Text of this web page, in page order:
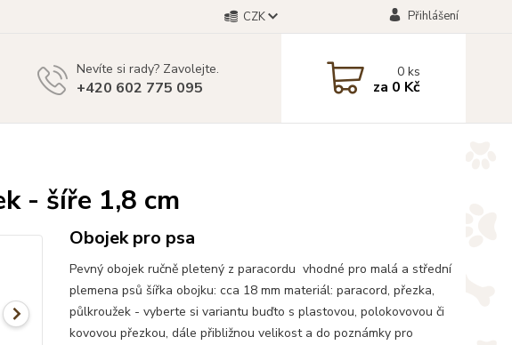
CZK Přihlášení
Nevíte si rady? Zavolejte.
+420 602 775 095
0ks
za 0 Kč
- šíře 1,8 cm
Obojek pro psa
Pevný obojek ručně pletený z paracordu vhodné pro malá a střední
plemena psů šířka obojku: cca 18 mm materiál: paracord, přezka,
půlkroužek - vyberte si variantu buďto s plastovou, polokovovou či
kovovou přezkou, dále přibližnou velikost a do poznámky pro